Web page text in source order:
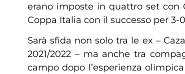
erano imposte in quattro set con
Coppa Italia con il successo per
Sarà sfida non solo tra le ex –
2021/2022 – ma anche tra
campo dopo l’esperienza